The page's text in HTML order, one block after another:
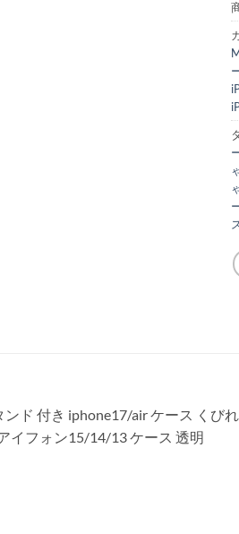
ド 付き iphone17/air ケース くび
イフォン15/14/13 ケース 透明